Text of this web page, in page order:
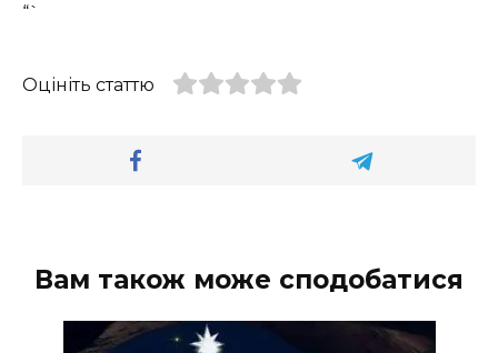
“`
Оцініть статтю
Вам також може сподобатися